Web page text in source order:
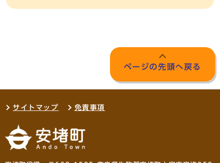
ページの先頭へ戻る
サイトマップ 免責事項